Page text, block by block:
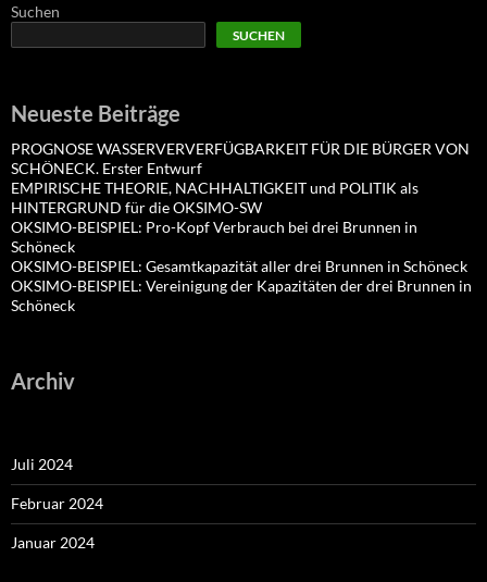
Suchen
SUCHEN
Neueste Beiträge
PROGNOSE WASSERVERVERFÜGBARKEIT FÜR DIE BÜRGER VON
SCHÖNECK. Erster Entwurf
EMPIRISCHE THEORIE, NACHHALTIGKEIT und POLITIK als
HINTERGRUND für die OKSIMO-SW
OKSIMO-BEISPIEL: Pro-Kopf Verbrauch bei drei Brunnen in
Schöneck
OKSIMO-BEISPIEL: Gesamtkapazität aller drei Brunnen in Schöneck
OKSIMO-BEISPIEL: Vereinigung der Kapazitäten der drei Brunnen in
Schöneck
Archiv
Juli 2024
Februar 2024
Januar 2024